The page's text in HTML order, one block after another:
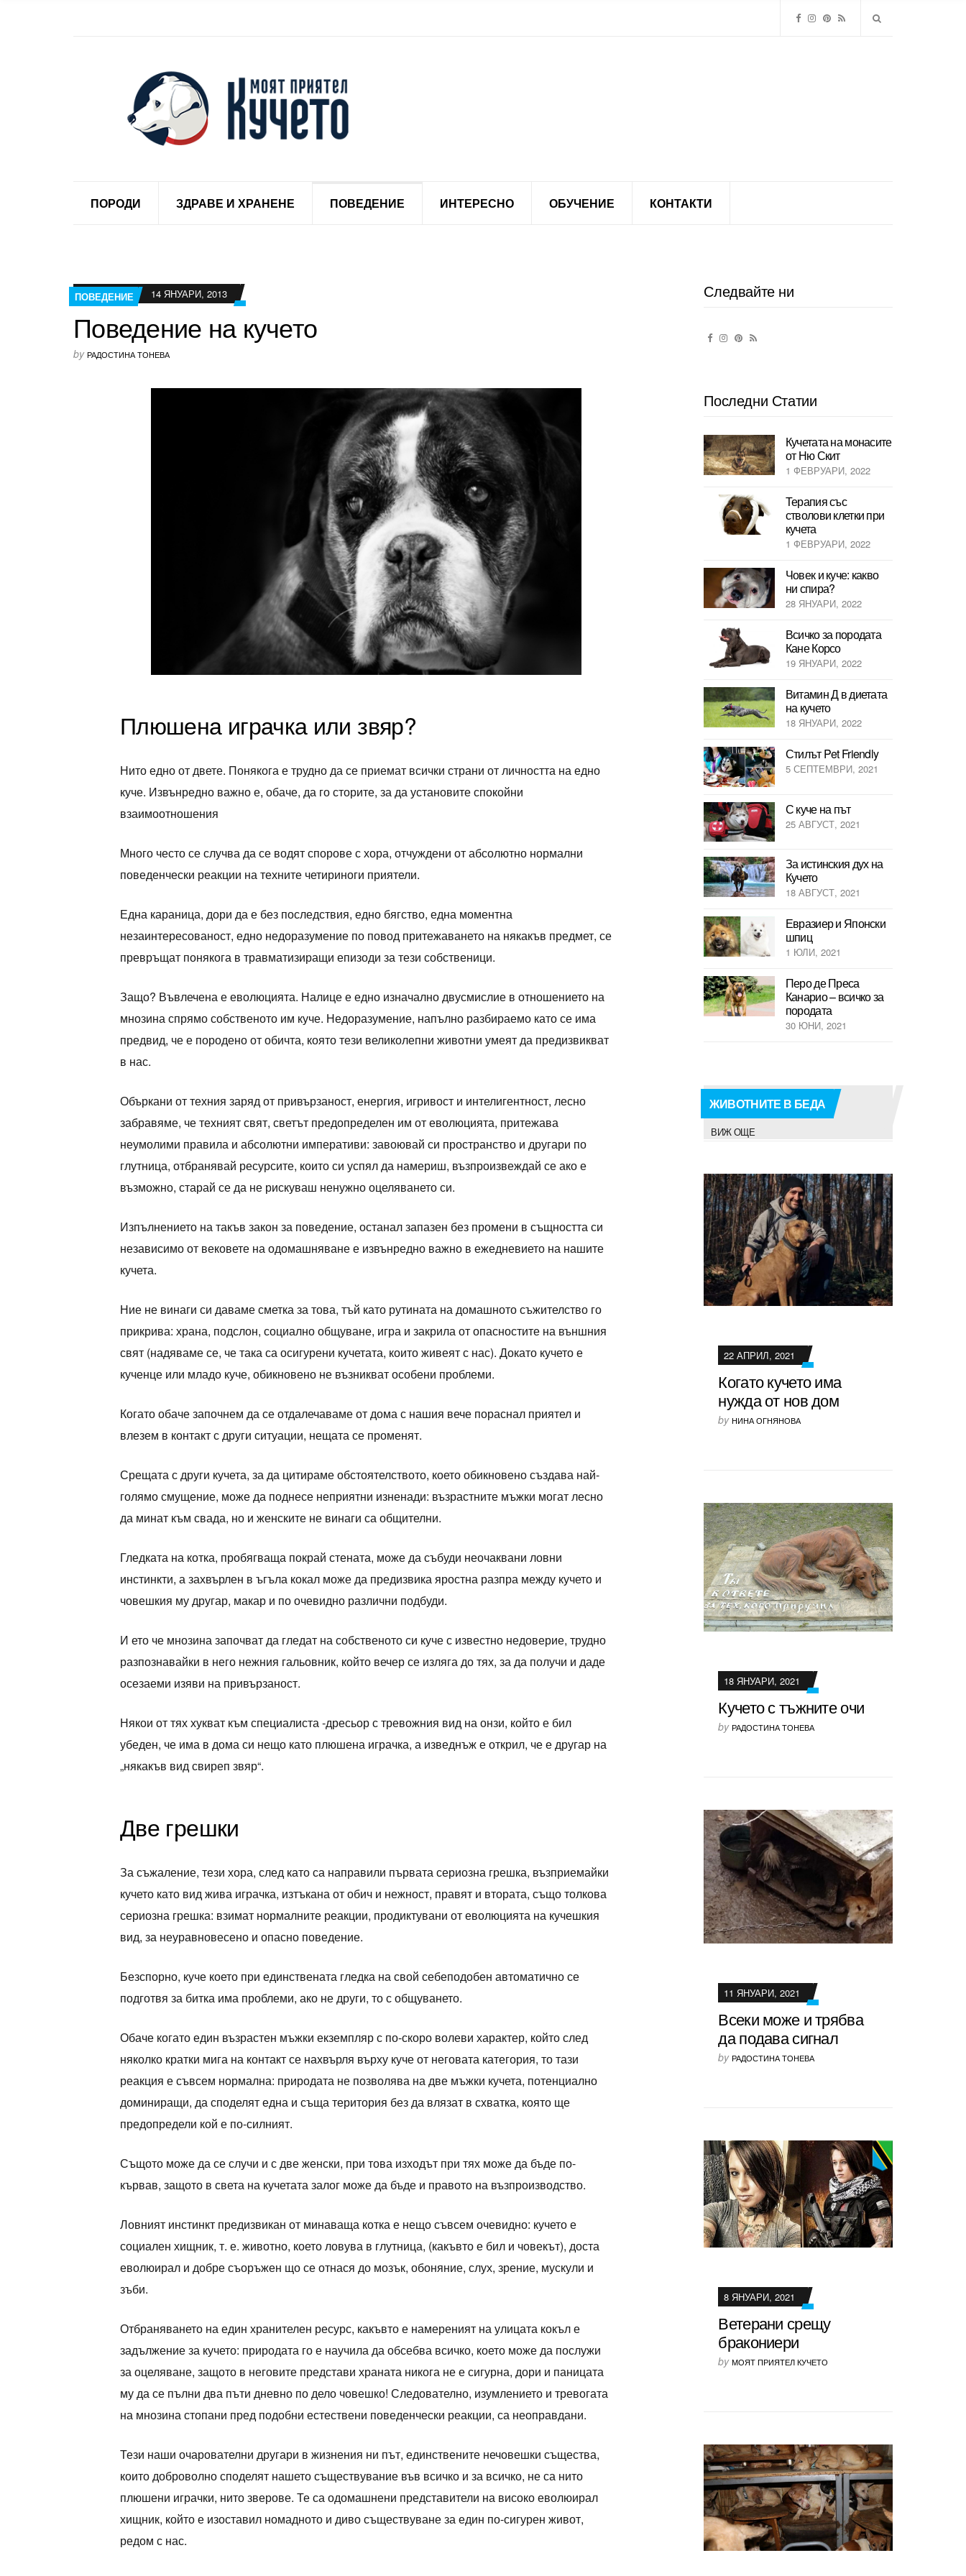
ПОРОДИ ЗДРАВЕ И ХРАНЕНЕ ПОВЕДЕНИЕ ИНТЕРЕСНО ОБУЧЕНИЕ КОНТАКТИ
ПОВЕДЕНИЕ 14 ЯНУАРИ, 2013
Поведение на кучето
by РАДОСТИНА ТОНЕВА
Плюшена играчка или звяр?
Нито едно от двете. Понякога е трудно да се приемат всички страни от личността на едно
куче. Извънредно важно е, обаче, да го сторите, за да установите спокойни
взаимоотношения
Много често се случва да се водят спорове с хора, отчуждени от абсолютно нормални
поведенчески реакции на техните четириноги приятели.
Една караница, дори да е без последствия, едно бягство, една моментна
незаинтересованост, едно недоразумение по повод притежаването на някакъв предмет, се
превръщат понякога в травматизиращи епизоди за тези собственици.
Защо? Въвлечена е еволюцията. Налице е едно изначално двусмислие в отношението на
мнозина спрямо собственото им куче. Недоразумение, напълно разбираемо като се има
предвид, че е породено от обичта, която тези великолепни животни умеят да предизвикват
в нас.
Объркани от техния заряд от привързаност, енергия, игривост и интелигентност, лесно
забравяме, че техният свят, светът предопределен им от еволюцията, притежава
неумолими правила и абсолютни императиви: завоювай си пространство и другари по
глутница, отбранявай ресурсите, които си успял да намериш, възпроизвеждай се ако е
възможно, старай се да не рискуваш ненужно оцеляването си.
Изпълнението на такъв закон за поведение, останал запазен без промени в същността си
независимо от вековете на одомашняване е извънредно важно в ежедневието на нашите
кучета.
Ние не винаги си даваме сметка за това, тъй като рутината на домашното съжителство го
прикрива: храна, подслон, социално общуване, игра и закрила от опасностите на външния
свят (надяваме се, че така са осигурени кучетата, които живеят с нас). Докато кучето е
кученце или младо куче, обикновено не възникват особени проблеми.
Когато обаче започнем да се отдалечаваме от дома с нашия вече пораснал приятел и
влезем в контакт с други ситуации, нещата се променят.
Срещата с други кучета, за да цитираме обстоятелството, което обикновено създава най-
голямо смущение, може да поднесе неприятни изненади: възрастните мъжки могат лесно
да минат към свада, но и женските не винаги са общителни.
Гледката на котка, пробягваща покрай стената, може да събуди неочаквани ловни
инстинкти, а захвърлен в ъгъла кокал може да предизвика яростна разпра между кучето и
човешкия му другар, макар и по очевидно различни подбуди.
И ето че мнозина започват да гледат на собственото си куче с известно недоверие, трудно
разпознавайки в него нежния гальовник, който вечер се изляга до тях, за да получи и даде
осезаеми изяви на привързаност.
Някои от тях хукват към специалиста -дресьор с тревожния вид на онзи, който е бил
убеден, че има в дома си нещо като плюшена играчка, а изведнъж е открил, че е другар на
„някакъв вид свиреп звяр“.
Две грешки
За съжаление, тези хора, след като са направили първата сериозна грешка, възприемайки
кучето като вид жива играчка, изтъкана от обич и нежност, правят и втората, също толкова
сериозна грешка: взимат нормалните реакции, продиктувани от еволюцията на кучешкия
вид, за неуравновесено и опасно поведение.
Безспорно, куче което при единствената гледка на свой себеподобен автоматично се
подготвя за битка има проблеми, ако не други, то с общуването.
Обаче когато един възрастен мъжки екземпляр с по-скоро волеви характер, който след
няколко кратки мига на контакт се нахвърля върху куче от неговата категория, то тази
реакция е съвсем нормална: природата не позволява на две мъжки кучета, потенциално
доминиращи, да споделят една и съща територия без да влязат в схватка, която ще
предопредели кой е по-силният.
Същото може да се случи и с две женски, при това изходът при тях може да бъде по-
кървав, защото в света на кучетата залог може да бъде и правото на възпроизводство.
Ловният инстинкт предизвикан от минаваща котка е нещо съвсем очевидно: кучето е
социален хищник, т. е. животно, което ловува в глутница, (какъвто е бил и човекът), доста
еволюирал и добре съоръжен що се отнася до мозък, обоняние, слух, зрение, мускули и
зъби.
Отбраняването на един хранителен ресурс, какъвто е намереният на улицата кокъл е
задължение за кучето: природата го е научила да обсебва всичко, което може да послужи
за оцеляване, защото в неговите представи храната никога не е сигурна, дори и паницата
му да се пълни два пъти дневно по дело човешко! Следователно, изумлението и тревогата
на мнозина стопани пред подобни естествени поведенчески реакции, са неоправдани.
Тези наши очарователни другари в жизнения ни път, единствените нечовешки същества,
които доброволно споделят нашето съществувание във всичко и за всичко, не са нито
плюшени играчки, нито зверове. Те са одомашнени представители на високо еволюирал
хищник, който е изоставил номадното и диво съществуване за един по-сигурен живот,
редом с нас.
Следвайте ни
Последни Статии
Кучетата на монасите
от Ню Скит
1 ФЕВРУАРИ, 2022
Терапия със
стволови клетки при
кучета
1 ФЕВРУАРИ, 2022
Човек и куче: какво
ни спира?
28 ЯНУАРИ, 2022
Всичко за породата
Кане Корсо
19 ЯНУАРИ, 2022
Витамин Д в диетата
на кучето
18 ЯНУАРИ, 2022
Стилът Pet Friendly
5 СЕПТЕМВРИ, 2021
С куче на път
25 АВГУСТ, 2021
За истинския дух на
Кучето
18 АВГУСТ, 2021
Евразиер и Японски
шпиц
1 ЮЛИ, 2021
Перо де Преса
Канарио – всичко за
породата
30 ЮНИ, 2021
ЖИВОТНИТЕ В БЕДА
ВИЖ ОЩЕ
22 АПРИЛ, 2021
Когато кучето има
нужда от нов дом
by НИНА ОГНЯНОВА
18 ЯНУАРИ, 2021
Кучето с тъжните очи
by РАДОСТИНА ТОНЕВА
11 ЯНУАРИ, 2021
Всеки може и трябва
да подава сигнал
by РАДОСТИНА ТОНЕВА
8 ЯНУАРИ, 2021
Ветерани срещу
бракониери
by МОЯТ ПРИЯТЕЛ КУЧЕТО